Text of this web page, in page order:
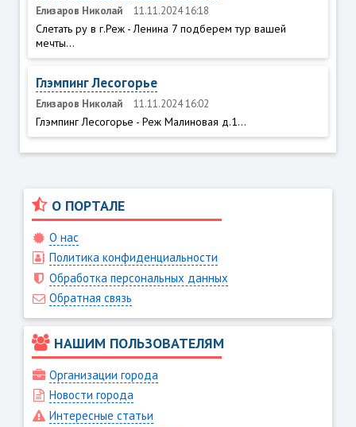
Елизаров Николай 11.11.2024 16:18
Слетать ру в г.Реж - Ленина 7 подберем тур вашей
мечты...
Глэмпинг Лесогорье
Елизаров Николай 11.11.2024 16:02
Глэмпинг Лесогорье - Реж Малиновая д.1...
О ПОРТАЛЕ
О нас
Политика конфиденциальности
Обработка персональных данных
Обратная связь
НАШИМ ПОЛЬЗОВАТЕЛЯМ
Организации города
Новости города
Интересные статьи